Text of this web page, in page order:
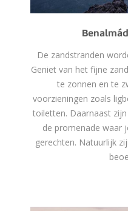
De zandstranden
Geniet van het fijne
te zonnen en te
voorzieningen zoals
toiletten. Daarnaast
de promenade waar
gerechten. Natuurlijk